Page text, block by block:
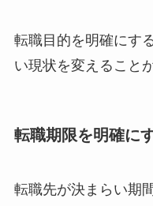
転職目的を明確にす
い現状を変えること
転職期限を明確に
転職先が決まらい期